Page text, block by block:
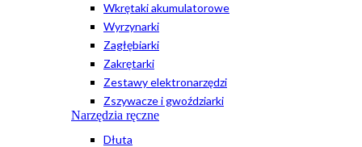
Wkrętaki akumulatorowe
Wyrzynarki
Zagłębiarki
Zakrętarki
Zestawy elektronarzędzi
Zszywacze i gwoździarki
Narzędzia ręczne
Dłuta